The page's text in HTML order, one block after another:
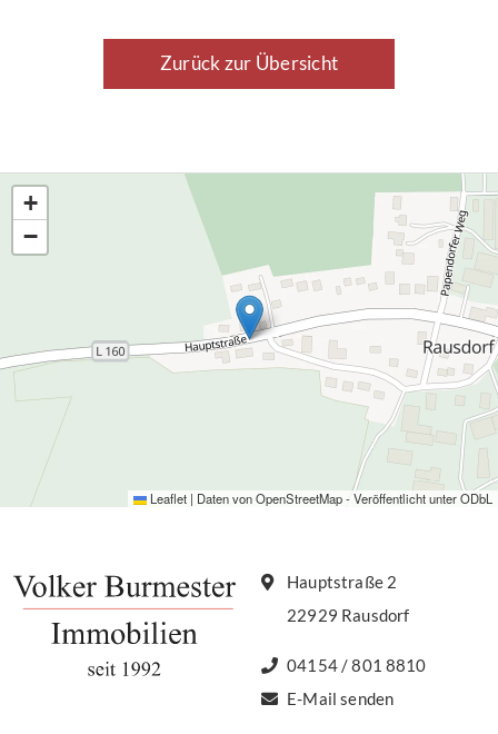
Zurück zur Übersicht
+
−
Leaflet | Daten vonOpenStreetMap- Veröffentlicht unterODbL
Hauptstraße 2
22929 Rausdorf
04154 / 801 8810
E-Mail senden